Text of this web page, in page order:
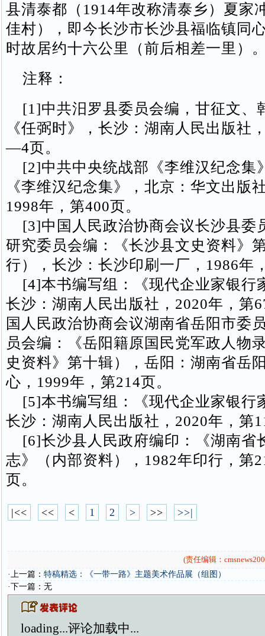
县清泰都（1914年改称清泰乡）夏家
佳村），即今长沙市长沙县福临镇同
时故居约十六公里（前后相差一里）
注释：
[1]中共汨罗县委员会编，甘征文、
《任弼时》，长沙：湖南人民出版社
—4页。
[2]中共中央统战部《李维汉纪念集
《李维汉纪念集》，北京：华文出版
1998年，第400页。
[3]中国人民政治协商会议长沙县委
研究委员会编：《长沙县文史资料》
行），长沙：长沙印刷一厂，1986年
[4]本书编写组：《现代企业家银行
长沙：湖南人民出版社，2020年，第
国人民政治协商会议湖南省岳阳市委
员会编：《岳阳籍原国民党军政人物
史资料》第十辑），岳阳：湖南省岳
心，1999年，第214页。
[5]本书编写组：《现代企业家银行
长沙：湖南人民出版社，2020年，第
[6]长沙县人民政府编印：《湖南省
志》（内部资料），1982年印行，第
页。
|<< << < 1 2 > >> >>|
(责任编辑：
·上一篇： 特稿精选：《一带一路》主题美术作品展（组图）
·下一篇：无
loading...评论加载中...